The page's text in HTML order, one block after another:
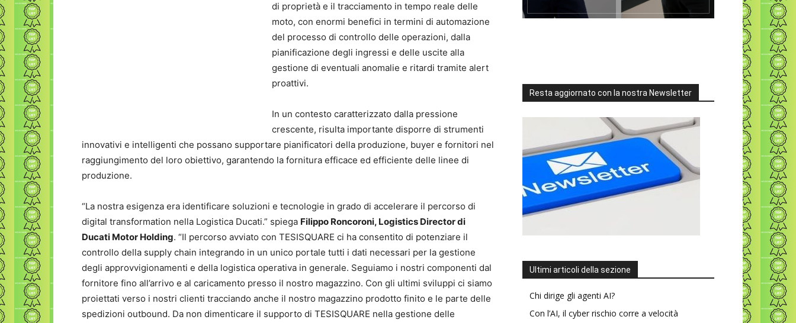
di proprietà e il tracciamento in tempo reale delle
moto, con enormi benefici in termini di automazione
del processo di controllo delle operazioni, dalla
pianificazione degli ingressi e delle uscite alla
gestione di eventuali anomalie e ritardi tramite alert
proattivi.
In un contesto caratterizzato dalla pressione
crescente, risulta importante disporre di strumenti
innovativi e intelligenti che possano supportare pianificatori della produzione, buyer e fornitori nel
raggiungimento del loro obiettivo, garantendo la fornitura efficace ed efficiente delle linee di
produzione.
“La nostra esigenza era identificare soluzioni e tecnologie in grado di accelerare il percorso di
digital transformation nella Logistica Ducati.” spiega Filippo Roncoroni, Logistics Director di
Ducati Motor Holding. “Il percorso avviato con TESISQUARE ci ha consentito di potenziare il
controllo della supply chain integrando in un unico portale tutti i dati necessari per la gestione
degli approvvigionamenti e della logistica operativa in generale. Seguiamo i nostri componenti dal
fornitore fino all’arrivo e al caricamento presso il nostro magazzino. Con gli ultimi sviluppi ci siamo
proiettati verso i nostri clienti tracciando anche il nostro magazzino prodotto finito e le parte delle
spedizioni outbound. Da non dimenticare il supporto di TESISQUARE nella gestione delle
Resta aggiornato con la nostra Newsletter
Ultimi articoli della sezione
Chi dirige gli agenti AI?
Con l’AI, il cyber rischio corre a velocità